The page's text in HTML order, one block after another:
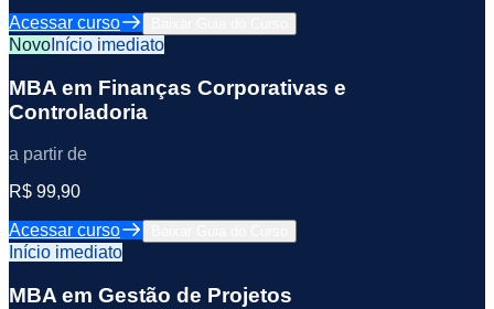
Acessar curso
Novo Início imediato
MBA em Finanças Corporativas e
Controladoria
a partir de
R$ 99,90
Acessar curso
Início imediato
MBA em Gestão de Projetos